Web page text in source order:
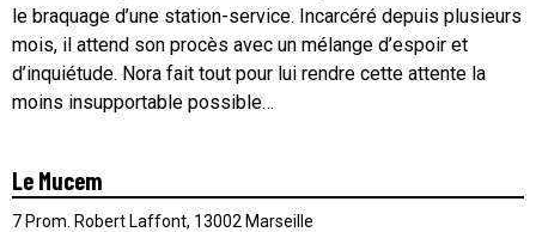
le braquage d’une station-service. Incarcéré depuis plusieurs
mois, il attend son procès avec un mélange d’espoir et
d’inquiétude. Nora fait tout pour lui rendre cette attente la
moins insupportable possible…
Le Mucem
7 Prom. Robert Laffont, 13002 Marseille